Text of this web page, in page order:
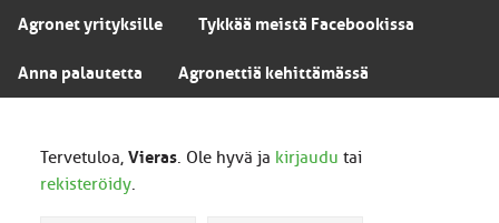
Agronet yrityksille Tykkää meistä Facebookissa
Anna palautetta Agronettiä kehittämässä
Tervetuloa, Vieras. Ole hyvä ja kirjaudu tai
rekisteröidy.